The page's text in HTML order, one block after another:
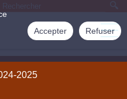
Accepter Refuser
2025